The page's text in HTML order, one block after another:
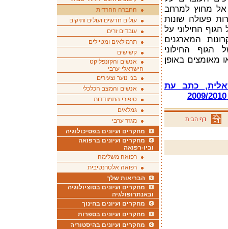
מחוץ למרחב
פעולה שונות
החילוני על
המארגנים
הגוף החילוני
מאומצים באופן
כתב עת
דף הבית
החברה החרדית
עולים חדשים ועולים ותיקים
עובדים זרים
תרמילאים ומטיילים
קשישים
אנשים והקונפליקט
הישראלי-ערבי
בני נוער וצעירים
אנשים והמצב הכלכלי
סיפורי התמודדות
גמלאים
מגזר ערבי
מחקרים ועיונים בפסיכולוגיה
מחקרים ועיונים ברפואה
וביו-רפואה
רפואה משלימה
רפואה אלטרנטיבית
הבריאות שלך
מחקרים ועיונים בסוציולוגיה
ובאנתרופולגיה
מחקרים ועיונים בחינוך
מחקרים ועיונים בספרות
מחקרים ועיונים בהיסטוריה